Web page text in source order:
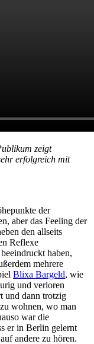
zeigt
erfolgreich mit
der
aber das Feeling der
den allseits
Reflexe
haben,
mehrere
Blixa Bargeld, wie
und verloren
und dann trotzig
wohnen, wo man
war die
er in Berlin gelernt
andere zu hören.